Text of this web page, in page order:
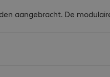
aangebracht. De